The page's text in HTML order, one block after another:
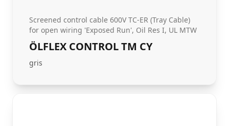
Screened control cable 600V TC-ER (Tray Cable)
for open wiring 'Exposed Run', Oil Res I, UL MTW
ÖLFLEX CONTROL TM CY
gris